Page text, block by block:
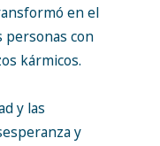
en el
personas con
kármicos.
y las
y